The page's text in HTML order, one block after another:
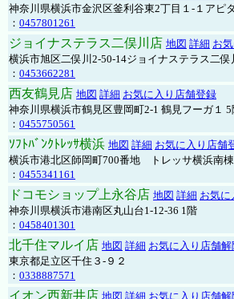
神奈川県横浜市金沢区釜利谷東2丁目１-１アピ
： 0457801261
ジョイナステラス二俣川店 地図 詳細 お
横浜市旭区二俣川2-50-14ジョイナステラス二俣
： 0453662281
西友鶴見店 地図 詳細 お気に入り店舗登録
神奈川県横浜市鶴見区豊岡町2-1 鶴見フーガ１ 5
： 0455750561
ｿﾌﾄﾊﾞﾝｸﾄﾚｯｻ横浜 地図 詳細 お気に入り店舗
横浜市港北区師岡町700番地 トレッサ横浜南
： 0455341161
ドコモショップ上永谷店 地図 詳細 お気に
神奈川県横浜市港南区丸山台1-12-36 1階
： 0458401301
北千住マルイ店 地図 詳細 お気に入り店舗解
東京都足立区千住３-９２
： 0338887571
イオン西新井店 地図 詳細 お気に入り店舗解